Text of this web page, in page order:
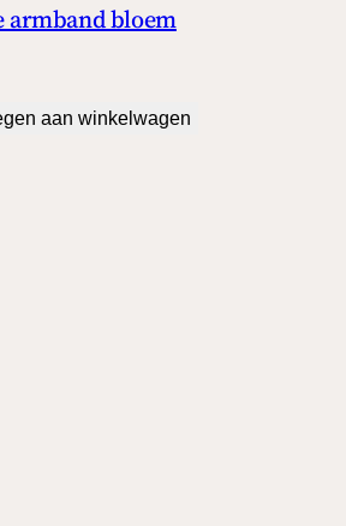
armband bloem
aan winkelwagen